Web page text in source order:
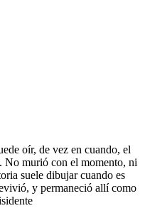
oír, de vez en cuando, el
No murió con el momento, ni
suele dibujar cuando es
y permaneció allí como